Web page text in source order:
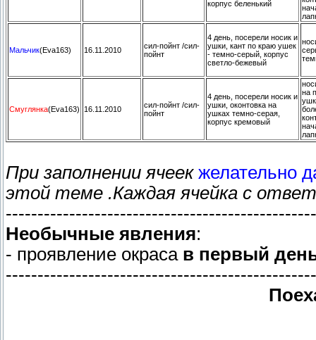
корпус беленький
Мальчик(Eva163) 16.11.2010
сил-пойнт /сил-
пойнт
4 день, посерели носик и
ушки, кант по краю ушек
- темно-серый, корпус
светло-бежевый
Смуглянка(Eva163) 16.11.2010
сил-пойнт /сил-
пойнт
4 день, посерели носик и
ушки, оконтовка на
ушках темно-серая,
корпус кремовый
на
При заполнении ячеек желательно
этой теме .Каждая ячейка с
Необычные явления:
- проявление окраса в первый